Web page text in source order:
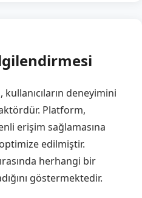
deneyimini
Platform,
erişim sağlamasına
edilmiştir.
herhangi bir
göstermektedir.